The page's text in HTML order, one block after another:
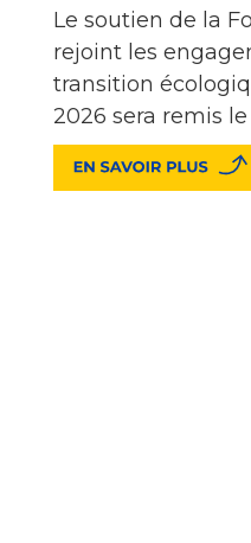
Le soutien de la
rejoint les
transition
2026 sera remis